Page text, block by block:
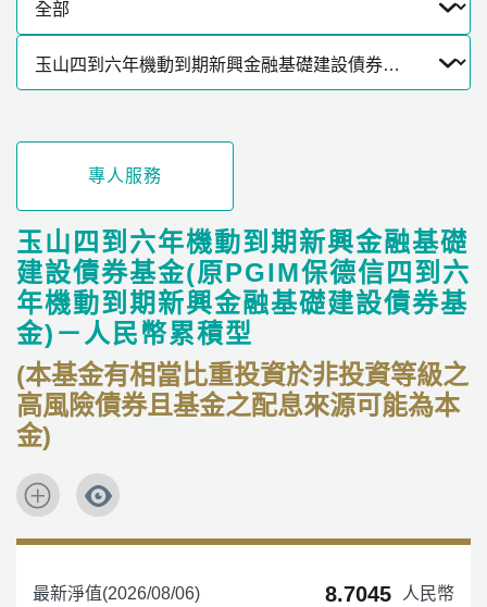
專人服務
玉山四到六年機動到期新興金融基礎
建設債券基金(原PGIM保德信四到六
年機動到期新興金融基礎建設債券基
金)－人民幣累積型
(本基金有相當比重投資於非投資等級之
高風險債券且基金之配息來源可能為本
金)
最新淨值(2026/08/06) 8.7045 人民幣